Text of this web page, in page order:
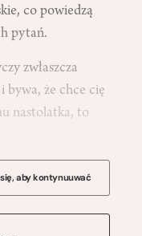
co powiedzą
pytań.
zwłaszcza
bywa, że chce cię
nastolatka, to
aby kontynuuwać